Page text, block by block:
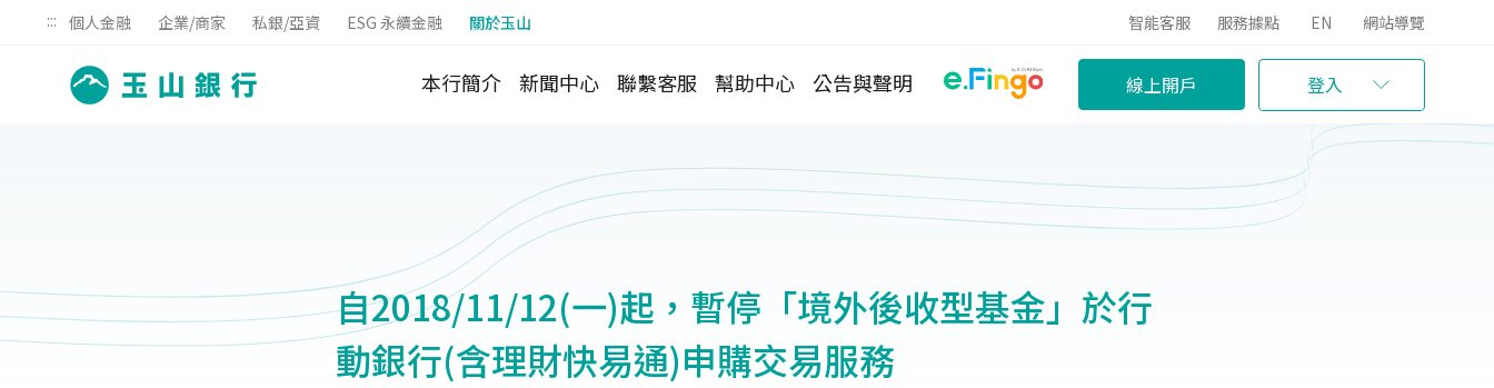
::: 個人金融 企業/商家 私銀/亞資 ESG 永續金融 關於玉山 智能客服 服務據點 EN 網站導覽
本行簡介 新聞中心 聯繫客服 幫助中心 公告與聲明 線上開戶 登入
自2018/11/12(一)起，暫停「境外後收型基金」於行
動銀行(含理財快易通)申購交易服務